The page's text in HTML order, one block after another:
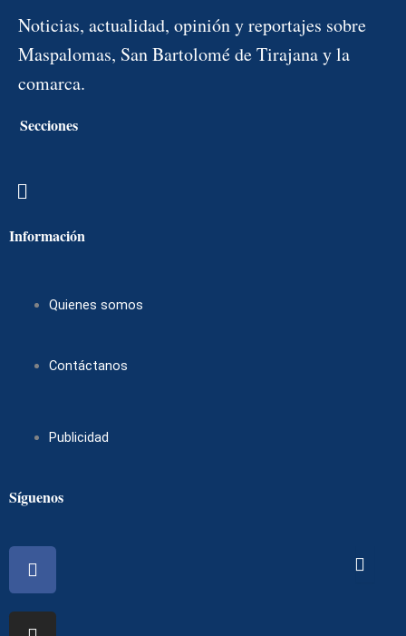
Noticias, actualidad, opinión y reportajes sobre
Maspalomas, San Bartolomé de Tirajana y la
comarca.
Secciones
Menú
Información
Quienes somos
Contáctanos
Publicidad
Síguenos
Facebook
Instagram